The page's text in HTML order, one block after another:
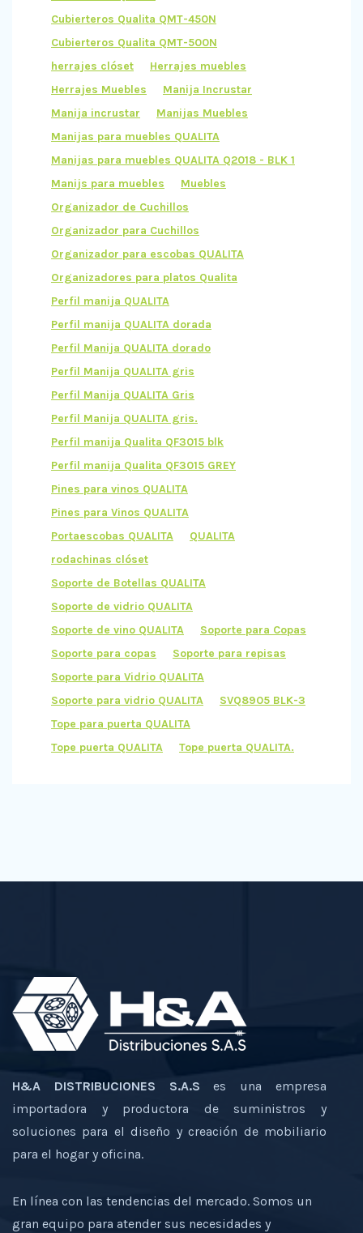
Cubierteros Qualita QMT-450N
Cubierteros Qualita QMT-500N
herrajes clóset
Herrajes muebles
Herrajes Muebles
Manija Incrustar
Manija incrustar
Manijas Muebles
Manijas para muebles QUALITA
Manijas para muebles QUALITA Q2018 - BLK 1
Manijs para muebles
Muebles
Organizador de Cuchillos
Organizador para Cuchillos
Organizador para escobas QUALITA
Organizadores para platos Qualita
Perfil manija QUALITA
Perfil manija QUALITA dorada
Perfil Manija QUALITA dorado
Perfil Manija QUALITA gris
Perfil Manija QUALITA Gris
Perfil Manija QUALITA gris.
Perfil manija Qualita QF3015 blk
Perfil manija Qualita QF3015 GREY
Pines para vinos QUALITA
Pines para Vinos QUALITA
Portaescobas QUALITA
QUALITA
rodachinas clóset
Soporte de Botellas QUALITA
Soporte de vidrio QUALITA
Soporte de vino QUALITA
Soporte para Copas
Soporte para copas
Soporte para repisas
Soporte para Vidrio QUALITA
Soporte para vidrio QUALITA
SVQ8905 BLK-3
Tope para puerta QUALITA
Tope puerta QUALITA
Tope puerta QUALITA.
H&A DISTRIBUCIONES S.A.S es una empresa
importadora y productora de suministros y
soluciones para el diseño y creación de mobiliario
para el hogar y oficina.
En línea con las tendencias del mercado. Somos un
gran equipo para atender sus necesidades y